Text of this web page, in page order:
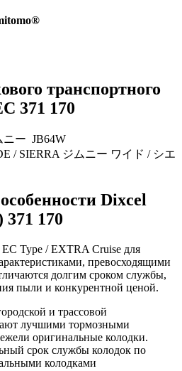
транспортного
371 170
ニー JB64W
/ SIERRA ジムニー ワイド / シエ
Dixcel
170
Type / EXTRA Cruise для
превосходящими
долгим сроком службы,
пыли и конкурентной ценой.
и трассовой
лучшими тормозными
оригинальные колодки.
срок службы колодок по
колодками